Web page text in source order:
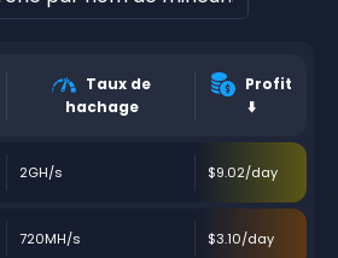
Taux de
hachage
Profit
⬇️
2GH/s $9.02/day
720MH/s $3.10/day